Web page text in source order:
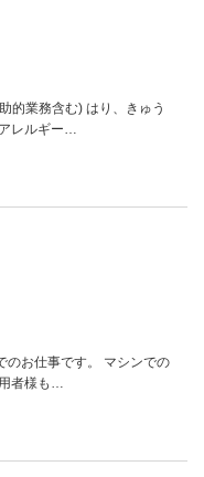
的業務含む) はり、きゅう
レルギー…
のお仕事です。 マシンでの
者様も…